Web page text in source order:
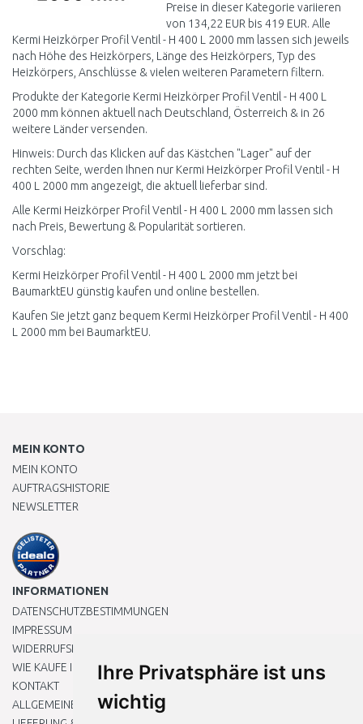
Ihre Privatsphäre ist uns
wichtig
Preise in dieser Kategorie variieren
von 134,22 EUR bis 419 EUR. Alle
Kermi Heizkörper Profil Ventil - H 400 L 2000 mm lassen sich jeweils
nach Höhe des Heizkörpers, Länge des Heizkörpers, Typ des
Heizkörpers, Anschlüsse & vielen weiteren Parametern filtern.
Produkte der Kategorie Kermi Heizkörper Profil Ventil - H 400 L
2000 mm können aktuell nach Deutschland, Österreich & in 26
weitere Länder versenden.
Hinweis: Durch das Klicken auf das Kästchen "Lager" auf der
rechten Seite, werden Ihnen nur Kermi Heizkörper Profil Ventil - H
400 L 2000 mm angezeigt, die aktuell lieferbar sind.
Alle Kermi Heizkörper Profil Ventil - H 400 L 2000 mm lassen sich
nach Preis, Bewertung & Popularität sortieren.
Vorschlag:
Kermi Heizkörper Profil Ventil - H 400 L 2000 mm jetzt bei
BaumarktEU günstig kaufen und online bestellen.
Kaufen Sie jetzt ganz bequem Kermi Heizkörper Profil Ventil - H 400
L 2000 mm bei BaumarktEU.
MEIN KONTO
MEIN KONTO
AUFTRAGSHISTORIE
NEWSLETTER
INFORMATIONEN
DATENSCHUTZBESTIMMUNGEN
IMPRESSUM
WIDERRUFSRECHT
WIE KAUFE ICH EIN?
KONTAKT
ALLGEMEINEN GESCHÄFTSBEDINGUNGEN